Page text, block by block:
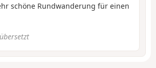
schöne Rundwanderung für einen